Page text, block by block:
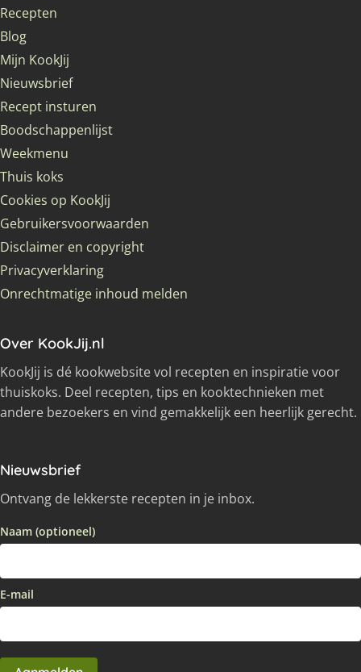
Recepten
Blog
Mijn KookJij
Nieuwsbrief
Recept insturen
Boodschappenlijst
Weekmenu
Thuis koks
Cookies op KookJij
Gebruikersvoorwaarden
Disclaimer en copyright
Privacyverklaring
Onrechtmatige inhoud melden
Over KookJij.nl
KookJij is dé kookwebsite vol recepten en inspiratie voor
thuiskoks. Deel recepten, tips en kooktechnieken met
andere bezoekers en vind gemakkelijk een heerlijk gerecht.
Nieuwsbrief
Ontvang de lekkerste recepten in je inbox.
Naam (optioneel)
E-mail